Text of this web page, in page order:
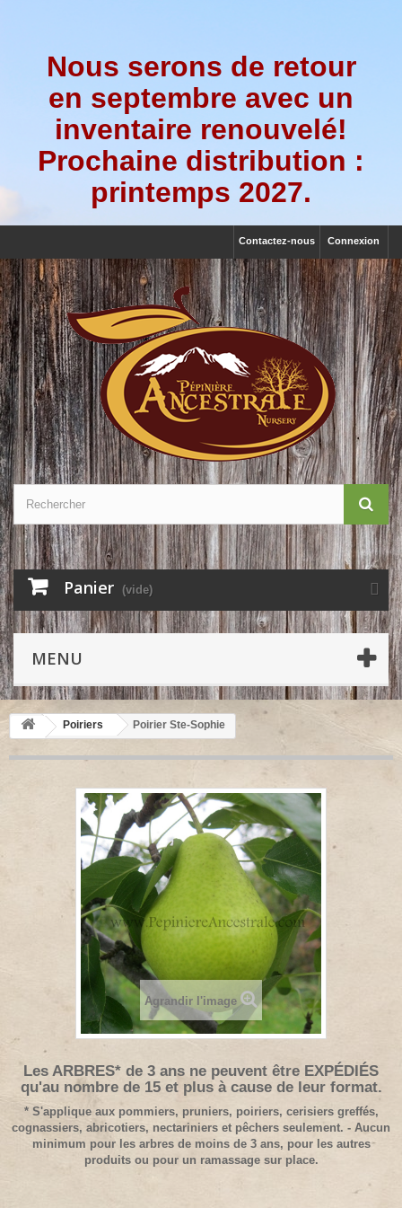
Nous serons de retour
en septembre avec un
inventaire renouvelé!
Prochaine distribution :
printemps 2027.
Connexion
Contactez-nous
Panier (vide)
MENU
Poiriers Poirier Ste-Sophie
Agrandir l'image
Les ARBRES* de 3 ans ne peuvent être EXPÉDIÉS
qu'au nombre de 15 et plus à cause de leur format.
* S'applique aux pommiers, pruniers, poiriers, cerisiers greffés,
cognassiers, abricotiers, nectariniers et pêchers seulement. - Aucun
minimum pour les arbres de moins de 3 ans, pour les autres
produits ou pour un ramassage sur place.